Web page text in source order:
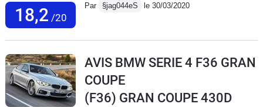
18,2 /20
Par §jag044eS le 30/03/2020
AVIS BMW SERIE 4 F36 GRAN
COUPE
(F36) GRAN COUPE 430D